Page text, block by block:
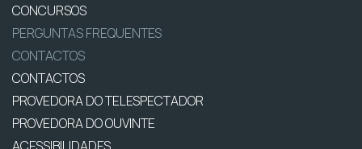
CONCURSOS
PERGUNTAS FREQUENTES
CONTACTOS
CONTACTOS
PROVEDORA DO TELESPECTADOR
PROVEDORA DO OUVINTE